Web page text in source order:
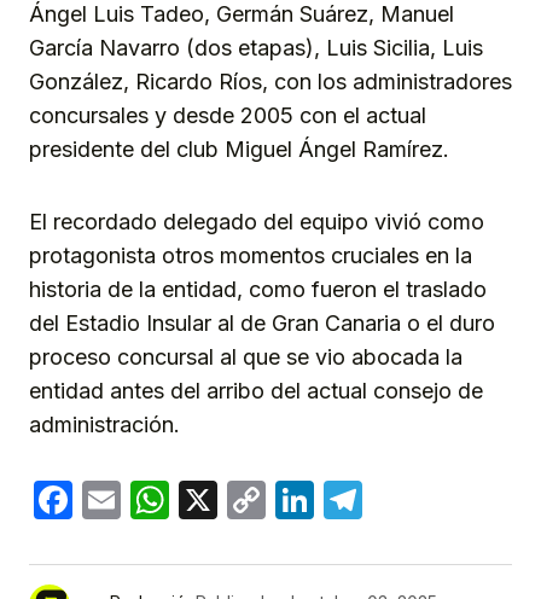
Ángel Luis Tadeo, Germán Suárez, Manuel
García Navarro (dos etapas), Luis Sicilia, Luis
González, Ricardo Ríos, con los administradores
concursales y desde 2005 con el actual
presidente del club Miguel Ángel Ramírez.
El recordado delegado del equipo vivió como
protagonista otros momentos cruciales en la
historia de la entidad, como fueron el traslado
del Estadio Insular al de Gran Canaria o el duro
proceso concursal al que se vio abocada la
entidad antes del arribo del actual consejo de
administración.
Facebook
EmailWhatsApp
X
CopyLinkedIn